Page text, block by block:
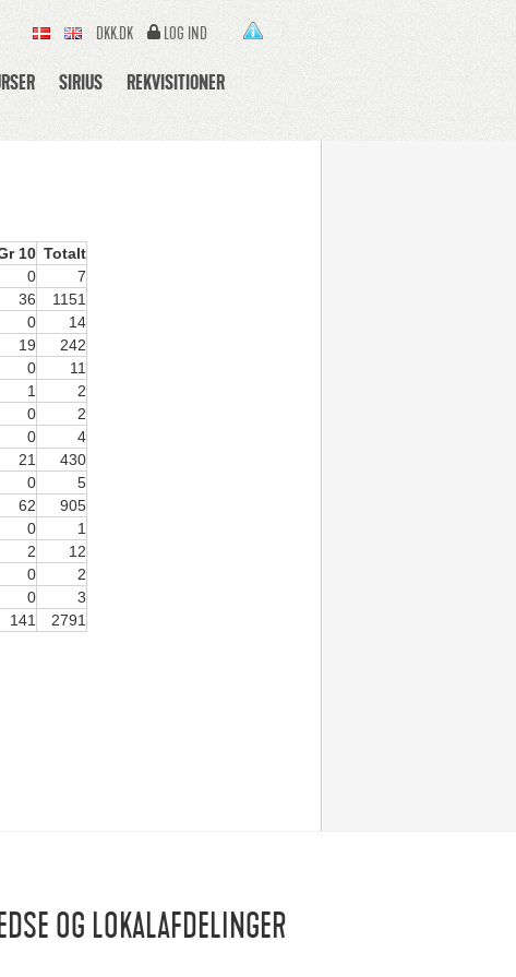
DKK.DK LOG IND
SIRIUS REKVISITIONER
10 Totalt
0
7
36
1151
0
14
19
242
0
11
1
2
0
2
0
4
21
430
0
5
62
905
0
1
2
12
0
2
0
3
141 2791
OG LOKALAFDELINGER